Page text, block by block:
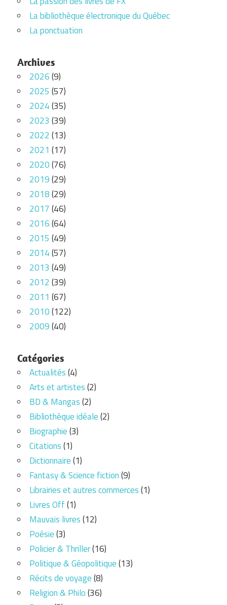
La bibliothèque électronique du Québec
La ponctuation
Archives
2026(9)
2025 (57)
2024(35)
2023 (39)
2022 (13)
2021 (17)
2020(76)
2019(29)
2018(29)
2017 (46)
2016(64)
2015 (49)
2014(57)
2013 (49)
2012 (39)
2011 (67)
2010(122)
2009(40)
Catégories
Actualités(4)
Arts et artistes(2)
BD & Mangas(2)
Bibliothèque idéale(2)
Biographie(3)
Citations(1)
Dictionnaire(1)
Fantasy & Science fiction(9)
Librairies et autres commerces(1)
Livres Off(1)
Mauvais livres(12)
Poésie(3)
Policier & Thriller(16)
Politique & Géopolitique(13)
Récits de voyage(8)
Religion & Philo(36)